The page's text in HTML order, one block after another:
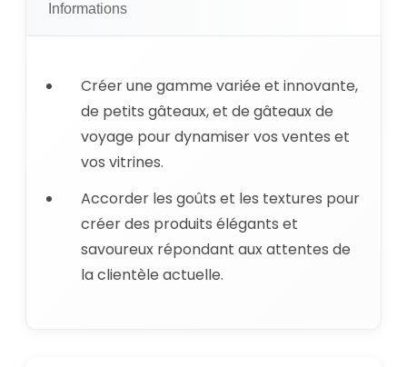
Informations
Créer une gamme variée et innovante,
de petits gâteaux, et de gâteaux de
voyage pour dynamiser vos ventes et
vos vitrines.
Accorder les goûts et les textures pour
créer des produits élégants et
savoureux répondant aux attentes de
la clientèle actuelle.